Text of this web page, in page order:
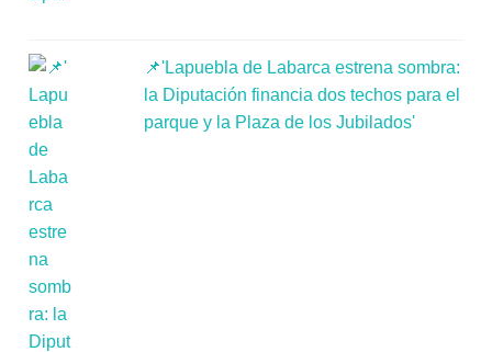
📌'Lapuebla de Labarca estrena sombra:
la Diputación financia dos techos para el
parque y la Plaza de los Jubilados'